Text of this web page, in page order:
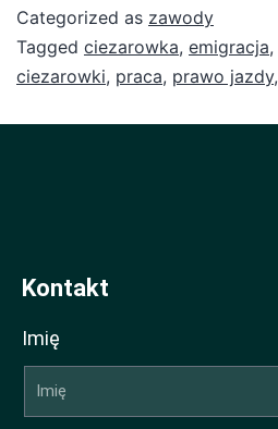
Categorized as zawody
Tagged ciezarowka, emigracja,
ciezarowki, praca, prawo jazdy,
Kontakt
Imię